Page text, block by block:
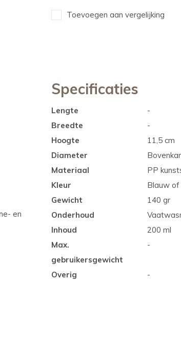
Toevoegen aan vergelijking
en
Specificaties
Lengte
-
Breedte
-
Hoogte
11,5 cm
Diameter
Materiaal
PP
Kleur
Blauw of
Gewicht
140 gr
Onderhoud
Inhoud
200 ml
Max.
gebruikersgewicht
-
Overig -